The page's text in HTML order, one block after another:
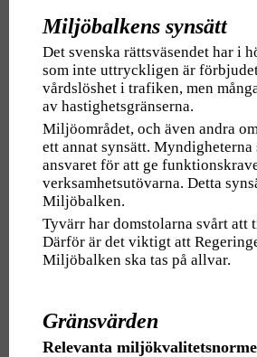
Miljöbalkens synsätt
Det svenska rättsväsendet har i
som inte uttryckligen är
vårdslöshet i trafiken, men
av hastighetsgränserna.
Miljöområdet, och även andra
ett annat synsätt.
ansvaret för att ge
verksamhetsutövarna. Detta
Miljöbalken.
Tyvärr har domstolarna svårt att
Därför är det viktigt att
Miljöbalken ska tas på allvar.
Gränsvärden
Relevanta